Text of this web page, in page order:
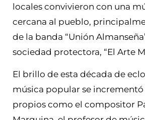
locales convivieron con una
cercana al pueblo,
de la banda “Unión
sociedad protectora, “El Arte
El brillo de esta década de
música popular se
propios como el compositor